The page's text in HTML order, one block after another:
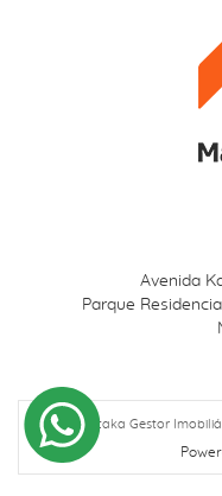
Avenida
Parque
Marutaka Gestor